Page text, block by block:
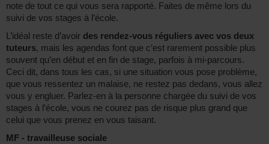
note de tout ce qui vous sera rapporté. Faites de même lors du
suivi de vos stages à l’école.
L’idéal reste d’avoir des rendez-vous réguliers avec vos deux
tuteurs, mais les agendas font que c’est rarement possible plus
souvent qu’en début et en fin de stage, parfois à mi-parcours.
Ceci dit, dans tous les cas, si une situation vous pose problème,
que vous ressentez un malaise, ne restez pas dedans, vous allez
vous y engluer. Parlez-en à la personne chargée du suivi de vos
stages à l’école, vous ne courez pas de risque plus grand que
celui que vous prenez en vous taisant.
MF - travailleuse sociale